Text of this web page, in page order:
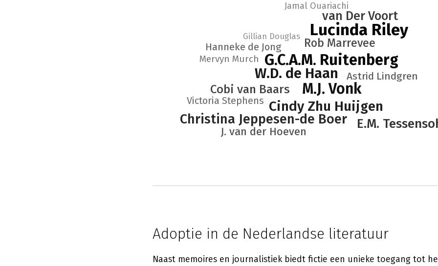
Lucinda Riley
G.C.A.M. Ruitenberg
M.J. Vonk
W.D. de Haan
Cindy Zhu Huijgen
Christina Jeppesen-de Boer E.M.
van Der Voort
Cobi van Baars
Rob Marrevee
J. van der Hoeven
Astrid Lindgren
Hanneke de Jong
Victoria Stephens
Mervyn Murch
Jamal Ouariachi
Gillian Douglas
Adoptie in de Nederlandse literatuur
Naast memoires en journalistiek biedt fictie een unieke toegang tot